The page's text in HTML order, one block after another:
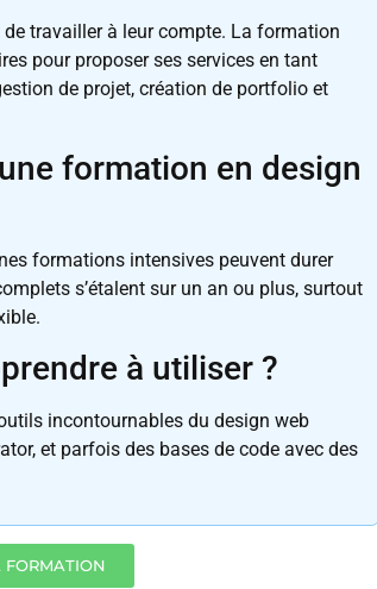
travailler à leur compte. La formation
pour proposer ses services en tant
de projet, création de portfolio et
formation en design
formations intensives peuvent durer
s’étalent sur un an ou plus, surtout
à utiliser ?
incontournables du design web
et parfois des bases de code avec des
FORMATION